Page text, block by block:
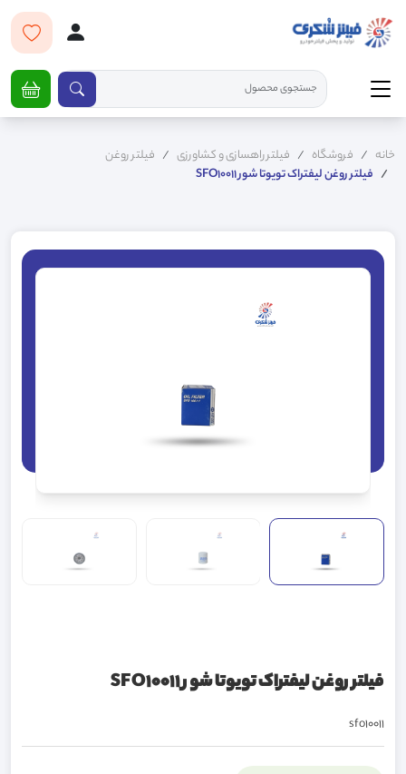
خانه فروشگاه فیلتر راهسازی و کشاورزی
فیلتر روغن
فیلتر روغن لیفتراک تویوتا شور SFO10011
فیلتر روغن لیفتراک تویوتا شور SFO10011
sfo10011